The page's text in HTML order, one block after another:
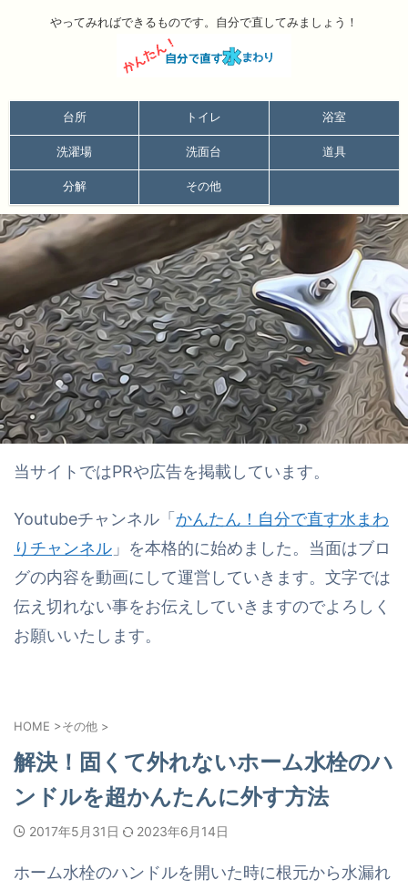
やってみればできるものです。自分で直してみましょう！
台所 トイレ 浴室
洗濯場 洗面台 道具
分解 その他
当サイトではPRや広告を掲載しています。
Youtubeチャンネル「 かんたん！自分で直す水まわ
りチャンネル 」を本格的に始めました。当面はブロ
グの内容を動画にして運営していきます。文字では
伝え切れない事をお伝えしていきますのでよろしく
お願いいたします。
HOME >その他 >
解決！固くて外れないホーム水栓のハ
ンドルを超かんたんに外す方法
2017年5月31日 2023年6月14日
ホーム水栓のハンドルを開いた時に根元から水漏れ